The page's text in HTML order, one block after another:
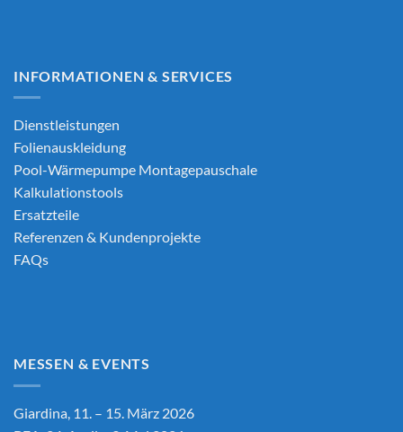
INFORMATIONEN & SERVICES
Dienstleistungen
Folienauskleidung
Pool-Wärmepumpe Montagepauschale
Kalkulationstools
Ersatzteile
Referenzen & Kundenprojekte
FAQs
MESSEN & EVENTS
Giardina, 11. – 15. März 2026